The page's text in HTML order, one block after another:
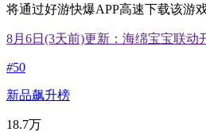
将通过好游快爆APP高速下载该游
8月6日(3天前)更新：海绵宝宝联动
#50
新品飙升榜
18.7万